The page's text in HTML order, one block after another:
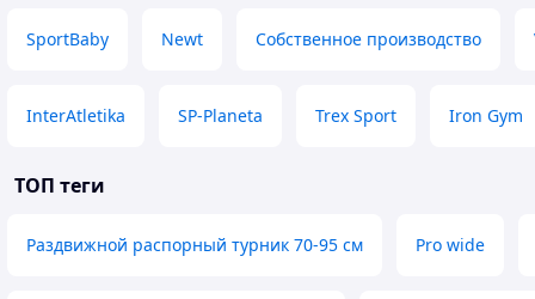
SportBaby Newt Собственное производство
InterAtletika SP-Planeta Trex Sport Iron Gym
ТОП теги
Раздвижной распорный турник 70-95 см Pro wide